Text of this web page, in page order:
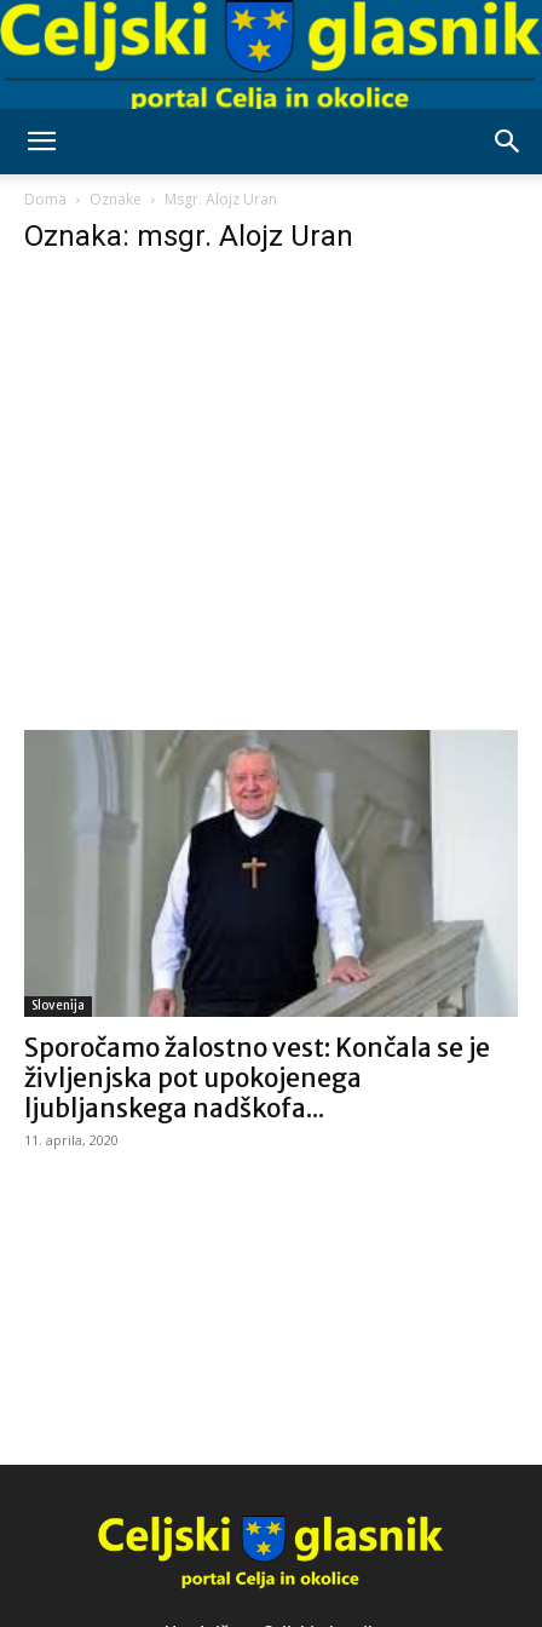
Doma Oznake Msgr. Alojz Uran
Oznaka: msgr. Alojz Uran
Slovenija
Sporočamo žalostno vest: Končala se je
življenjska pot upokojenega
ljubljanskega nadškofa...
11. aprila, 2020